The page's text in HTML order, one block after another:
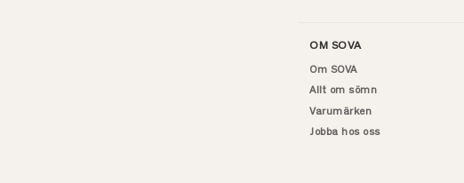
OM SOVA
Om SOVA
Allt om sömn
Varumärken
Jobba hos oss